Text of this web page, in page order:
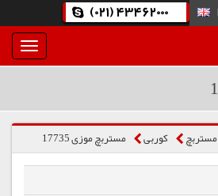
(021) 43462000
بار
و
مستربچ كوربی مستربچ موزی 17735